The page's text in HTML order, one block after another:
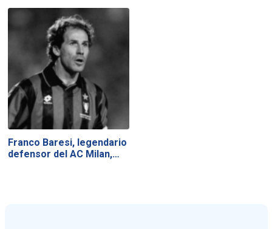
Franco Baresi, legendario
defensor del AC Milan,…